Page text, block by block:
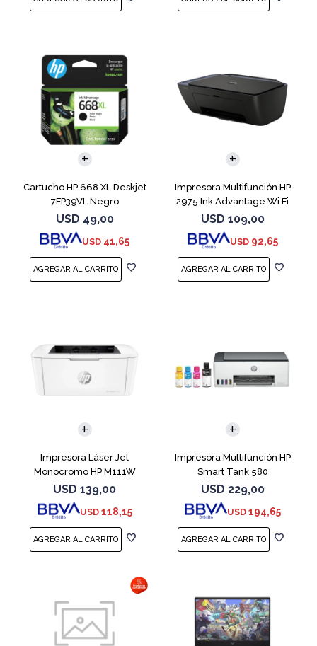
Cartucho HP 668 XL Deskjet
7FP39VL Negro
USD 49,00
USD 41,65
Impresora Multifunción HP
2975 Ink Advantage Wi Fi
USD 109,00
USD 92,65
Impresora Láser Jet
Monocromo HP M111W
USD 139,00
USD 118,15
Impresora Multifunción HP
Smart Tank 580
USD 229,00
USD 194,65